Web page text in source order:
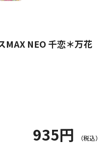
MAX NEO 千恋＊万花
935円